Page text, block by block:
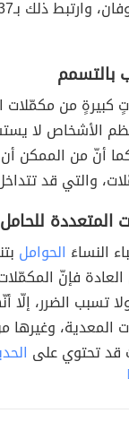
بالتسمم
كبيرةٍ من مكمّلات
الأشخاص لا
أنّ من الممكن
والتي قد
المتعددة للحامل
النساءَ الحوامل
العادة فإنّ
تسبب الضرر، إلّا
وغيرها من
قد تحتوي على